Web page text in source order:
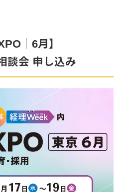
｜6月】
談会 申し込み